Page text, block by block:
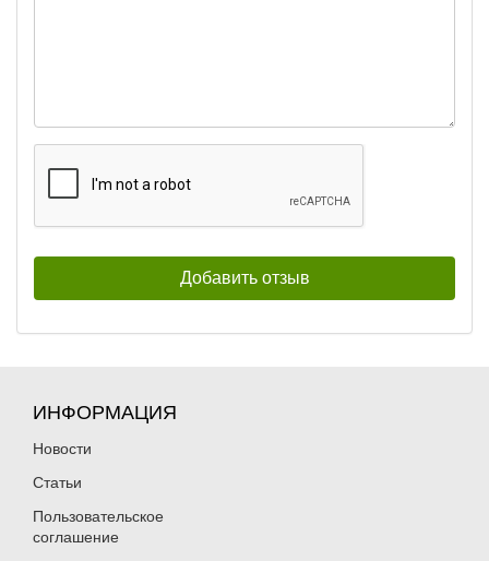
ИНФОРМАЦИЯ
Новости
Статьи
Пользовательское
соглашение